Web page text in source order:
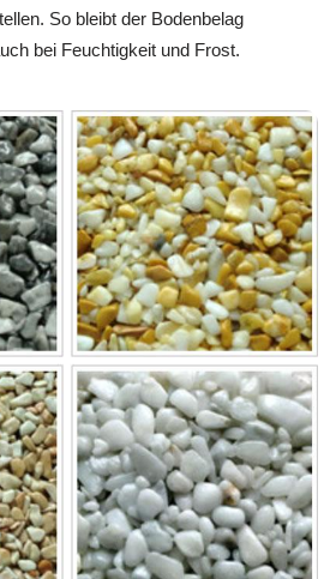
So bleibt der Bodenbelag
bei Feuchtigkeit und Frost.